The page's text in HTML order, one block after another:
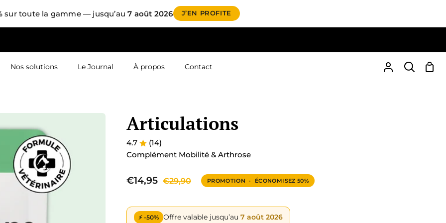
sur toute la gamme — jusqu’au7 août 2026 J’EN PROFITE
Nos solutions Le Journal À propos Contact
Mon
Recherche
Articulations
4.7
(14)
Complément Mobilité & Arthrose
€14,95 €29,90 PROMOTION • ÉCONOMISEZ 50%
⚡ -50% Offre valable jusqu’au 7 août 2026